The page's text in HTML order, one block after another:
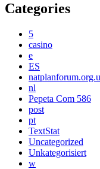
Categories
5
casino
e
ES
nl
Pepeta Com 586
post
pt
TextStat
Uncategorized
Unkategorisiert
w